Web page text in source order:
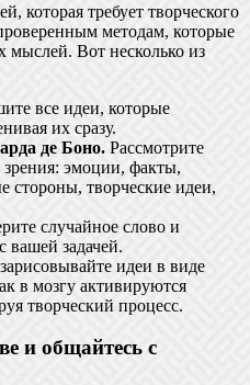
которая требует творческого
методам, которые
мыслей. Вот несколько из
все идеи, которые
их сразу.
де Боно. Рассмотрите
эмоции, факты,
стороны, творческие идеи,
случайное слово и
вашей задачей.
идеи в виде
в мозгу активируются
творческий процесс.
и общайтесь с